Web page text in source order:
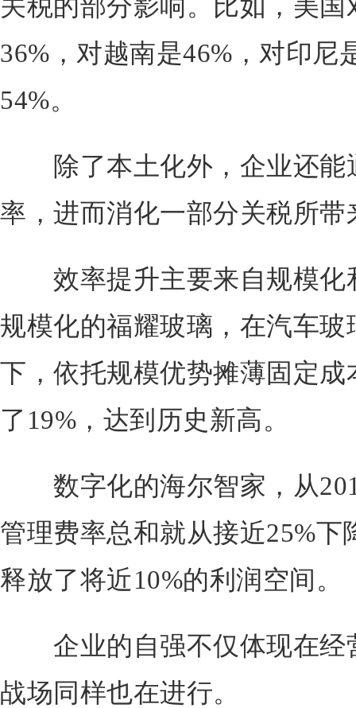
关税的部分影响。比如，美
36%，对越南是46%，对印尼
54%。
除了本土化外，企业还能
率，进而消化一部分关税所带
效率提升主要来自规模化
规模化的福耀玻璃，在汽车
下，依托规模优势摊薄固定
了19%，达到历史新高。
数字化的海尔智家，从
管理费率总和就从接近25%下
释放了将近10%的利润空间。
企业的自强不仅体现在经
战场同样也在进行。